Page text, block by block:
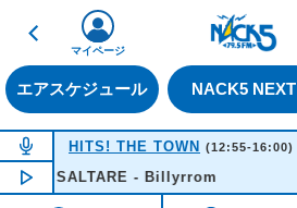
戻る
エアスケジュール NACK5 NEXT
マイページ
NOW ON AIR
HITS! THE TOWN (12:55-16:00)
NOW PLAYING 14:14
SALTARE - Billyrrom